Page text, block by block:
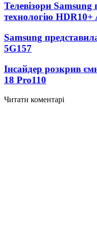
Телевізори
технологію HDR10+
Samsung
5G157
Інсайдер розкрив
18 Pro110
Читати коментарі